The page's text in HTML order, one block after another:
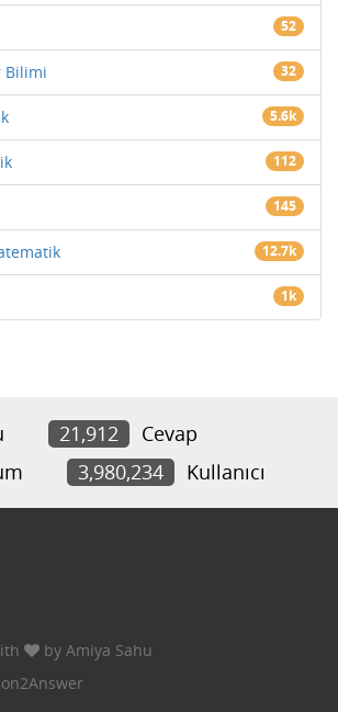
52
Bilimi 32
5.6k
112
145
12.7k
1k
21,912
Cevap
3,980,234 Kullanıcı
by Amiya Sahu